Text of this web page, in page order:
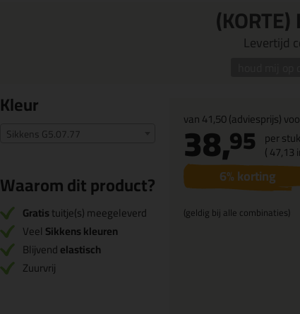
(KORTE)
Levertijd
Kleur
Sikkens G5.07.77
Waarom dit product?
Gratistuitje(s) meegeleverd
Veel Sikkens kleuren
Blijvendelastisch
Zuurvrij
van41,50(adviesprijs)
38,95 per stuk
(47,13
6% korting
(geldig bij alle combinaties)